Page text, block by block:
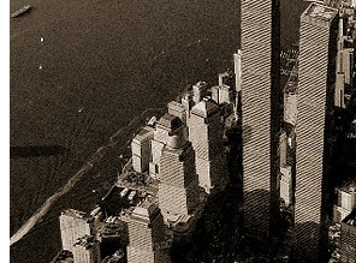
在印古什驱逐出境之后，许多塔楼被摧
中一个塔楼中，我们意外地遇到了一个
区旅行，他晚上睡在帐篷里或在不同的
茶，我们聊了一会儿，并欣赏了那里的
印古什最受欢迎的地方之一是中世纪的
个用于瞭望和防御的建筑物。 在2008年
赛。 屹立在山谷两旁的两座防御塔看起
近流动着。有时可能会遇到边境巡逻--